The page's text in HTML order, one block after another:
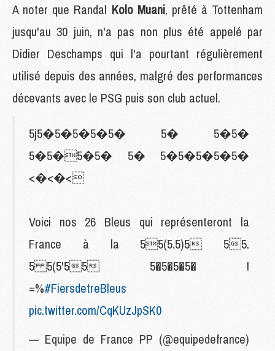
A noter que Randal Kolo Muani, prêté à Tottenham
jusqu'au 30 juin, n'a pas non plus été appelé par
Didier Deschamps qui l'a pourtant régulièrement
utilisé depuis des années, malgré des performances
décevants avec le PSG puis son club actuel.
5j5�5�5�5�5� 5� 5�5�
5�5�5�5� 5� 5�5�5�5�5�
<�<�<
Voici nos 26 Bleus qui représenteront la
France à la 55(5.5)5 55.
5 5(5'55 5�5�5�5� !
=%#FiersdetreBleus
pic.twitter.com/CqKUzJpSK0
— Equipe de France PP (@equipedefrance)